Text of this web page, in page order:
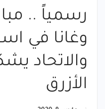
رسمياً ..
وغانا في
والاتحاد
الأزرق